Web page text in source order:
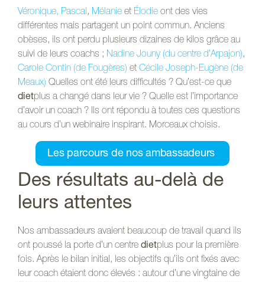
Véronique, Pascal, Mélanie et Élodie ont des vies
différentes mais partagent un point commun. Anciens
obèses, ils ont perdu plusieurs dizaines de kilos grâce au
suivi de leurs coachs ; Nadine Jouny (du centre d’Arpajon),
Carole Contin (de Fougères) et Cécile Joseph-Eugène (de
Meaux) Quelles ont été leurs difficultés ? Qu’est-ce que
dietplus a changé dans leur vie ? Quelle est l’importance
d’avoir un coach ? Ils ont répondu à toutes ces questions
au cours d’un webinaire inspirant. Morceaux choisis.
Les parcours de nos ambassadeurs
Des résultats au-delà de
leurs attentes
Nos ambassadeurs avaient beaucoup de travail quand ils
ont poussé la porte d’un centre dietplus pour la première
fois. Après le bilan initial, les objectifs qu’ils ont fixés avec
leur coach étaient donc élevés : autour d’une vingtaine de